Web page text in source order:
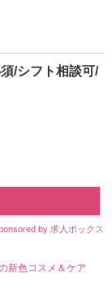
/シフト相談可/
by 求人ボックス
新色コスメ＆ケア